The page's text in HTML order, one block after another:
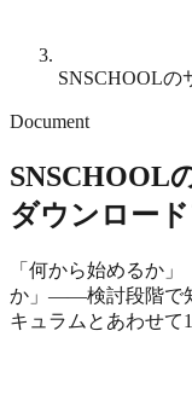
SNSCHOOLの
Document
SNSCHOOL
ダウンロー
「何から始めるか
か」——検討段階で
キュラムとあわせて